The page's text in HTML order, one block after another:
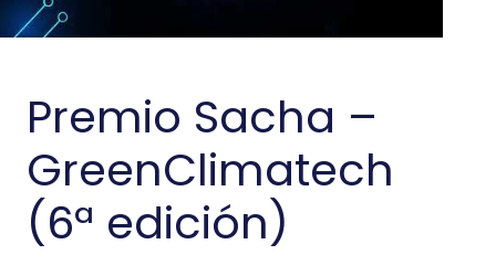
Premio Sacha –
GreenClimatech
(6ª edición)